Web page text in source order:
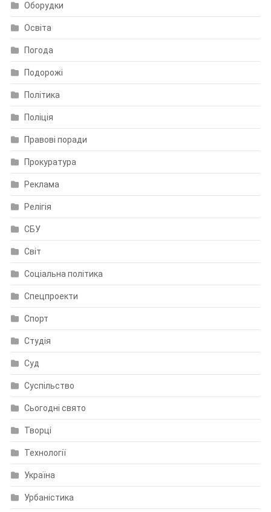
Оборудки
Освіта
Погода
Подорожі
Політика
Поліція
Правові поради
Прокуратура
Реклама
Релігія
СБУ
Світ
Соціальна політика
Спецпроекти
Спорт
Студія
Суд
Суспільство
Сьогодні свято
Творці
Технології
Україна
Урбаністика